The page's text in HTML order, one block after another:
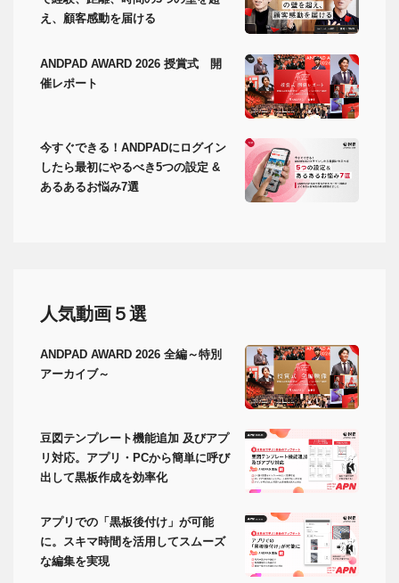
え、顧客感動を届ける
ANDPAD AWARD 2026 授賞式 開
催レポート
今すぐできる！ANDPADにログイン
したら最初にやるべき5つの設定 &
あるあるお悩み7選
人気動画５選
ANDPAD AWARD 2026 全編～特別
アーカイブ～
豆図テンプレート機能追加 及びアプ
リ対応。アプリ・PCから簡単に呼び
出して黒板作成を効率化
アプリでの「黒板後付け」が可能
に。スキマ時間を活用してスムーズ
な編集を実現